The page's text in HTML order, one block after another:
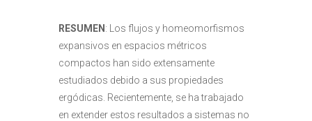
RESUMEN : Los flujos y homeomorfismos
expansivos en espacios métricos
compactos han sido extensamente
estudiados debido a sus propiedades
ergódicas. Recientemente, se ha trabajado
en extender estos resultados a sistemas no